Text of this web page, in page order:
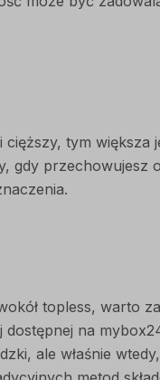
tym większa
gdy przechowujesz
topless, warto
na
ale właśnie